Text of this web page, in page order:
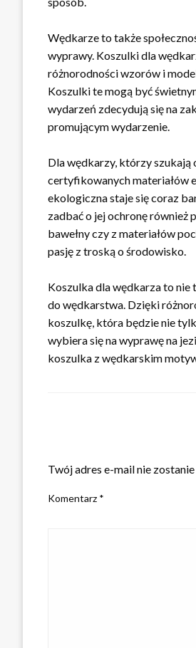
Wędkarze to także
wyprawy. Koszulki dla
różnorodności wzorów i
Koszulki te mogą być
wydarzeń zdecydują się na
promującym wydarzenie.
Dla wędkarzy, którzy szukają
certyfikowanych materiałów
ekologiczna staje się coraz
zadbać o jej ochronę również
bawełny czy z materiałów
pasję z troską o środowisko.
Koszulka dla wędkarza to nie
do wędkarstwa. Dzięki
koszulkę, która będzie nie
wybiera się na wyprawę na
koszulka z wędkarskim
Twój adres e-mail nie
Komentarz *